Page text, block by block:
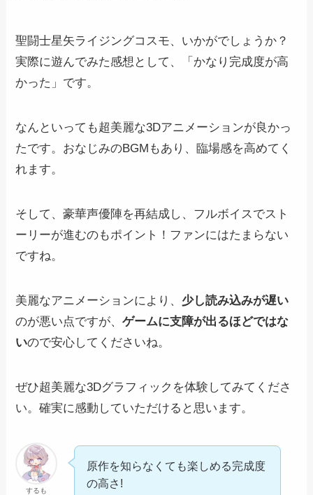
聖闘士星矢ライジングコスモ、いかがでしょうか？
実際に遊んでみた感想として、「かなり完成度が高
かった」です。
なんといっても超美麗な3Dアニメーションが良かっ
たです。おなじみのBGMもあり、臨場感を高めてく
れます。
そして、豪華声優陣を再結成し、フルボイスでスト
ーリーが進むのもポイント！ファンにはたまらない
ですね。
美麗なアニメーションにより、 少し読み込みが遅い
のが悪い点ですが、ゲームに支障が出るほどではな
いので安心してくださいね。
ぜひ超美麗な3Dグラフィックを体験してみてくださ
い。確実に感動していただけると思います。
するも
原作を知らなくても楽しめる完成度
の高さ!